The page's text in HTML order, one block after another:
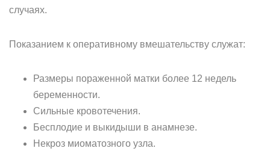
случаях.
Показанием к оперативному вмешательству служат:
Размеры пораженной матки более 12 недель
беременности.
Сильные кровотечения.
Бесплодие и выкидыши в анамнезе.
Некроз миоматозного узла.